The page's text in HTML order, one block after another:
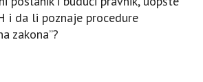
i da li poznaje procedure
zakona”?